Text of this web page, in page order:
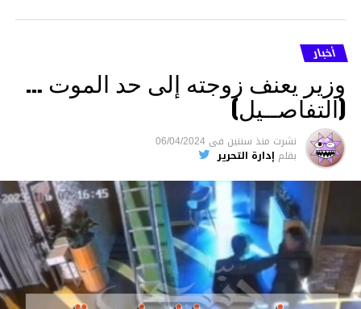
أخبار
وزير يعنف زوجته إلى حد الموت …
(التفاصــيل)
نشرت منذ سنتين فى 06/04/2024
بقلم إدارة التحرير